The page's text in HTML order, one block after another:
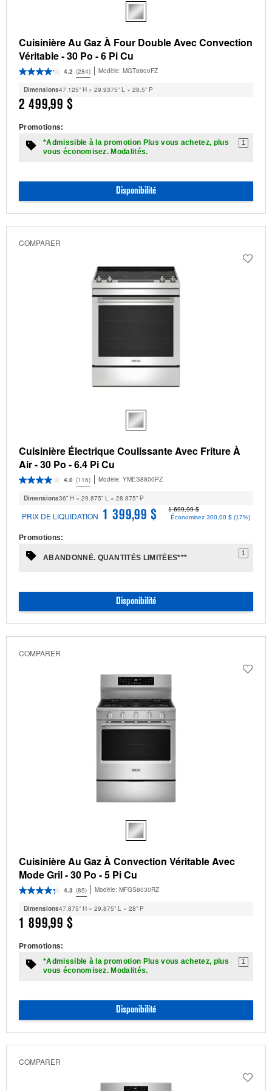
Cuisinière Au Gaz À Four Double Avec Convection
Véritable - 30 Po - 6 Pi Cu
4.2 (284) Modèle: MGT8800FZ
Dimensions47.125” H × 29.9375” L × 28.5” P
2 499,99 $
Promotions:
*Admissible à la promotion Plus vous achetez, plus
vous économisez. Modalités.
1
Disponibilité
COMPARER
Cuisinière Électrique Coulissante Avec Friture À
Air - 30 Po - 6.4 Pi Cu
4.0 (116) Modèle: YMES8800PZ
Dimensions36” H × 29.875” L × 28.875” P
PRIX DE LIQUIDATION 1 399,99 $
1 699,99 $
Économisez 300,00 $ (17%)
Promotions:
ABANDONNÉ. QUANTITÉS LIMITÉES***
1
Disponibilité
COMPARER
Cuisinière Au Gaz À Convection Véritable Avec
Mode Gril - 30 Po - 5 Pi Cu
4.3 (85) Modèle: MFGS8030RZ
Dimensions47.875” H × 29.875” L × 28” P
1 899,99 $
Promotions:
*Admissible à la promotion Plus vous achetez, plus
vous économisez. Modalités.
1
Disponibilité
COMPARER